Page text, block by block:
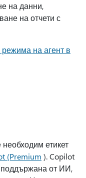
на данни,
на отчети с
режима на агент в
етикет
(Premium ). Copilot
от ИИ,